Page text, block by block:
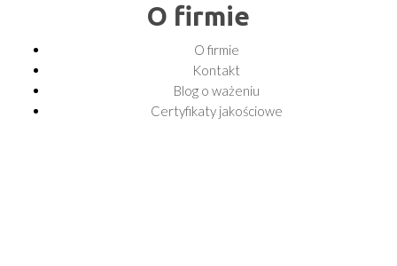
O firmie
O firmie
Kontakt
Blog o ważeniu
Certyfikaty jakościowe